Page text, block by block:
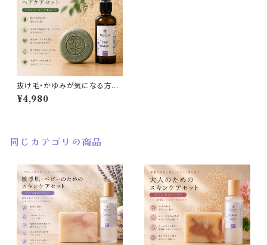
抜け毛・かゆみが気になる方の
ための ヘアケアセット
¥4,980
同じカテゴリの商品